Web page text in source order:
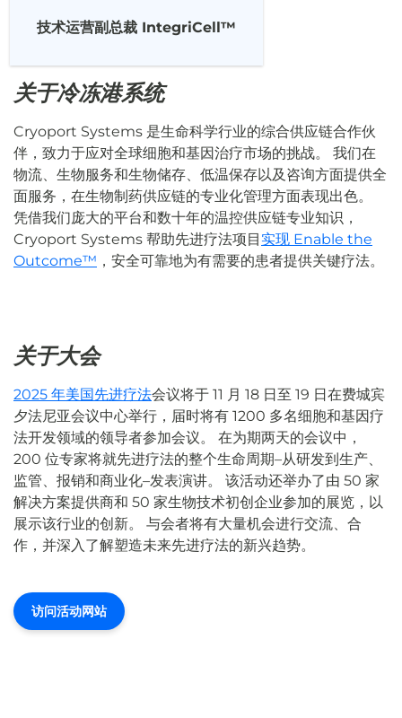
技术运营副总裁 IntegriCell™
关于冷冻港系统
Cryoport Systems 是生命科学行业的综合供应链合作伙
伴，致力于应对全球细胞和基因治疗市场的挑战。 我们在
物流、生物服务和生物储存、低温保存以及咨询方面提供全
面服务，在生物制药供应链的专业化管理方面表现出色。
凭借我们庞大的平台和数十年的温控供应链专业知识，
Cryoport Systems 帮助先进疗法项目 实现 Enable the
Outcome™ ，安全可靠地为有需要的患者提供关键疗法。
关于大会
2025 年美国先进疗法会议将于 11 月 18 日至 19 日在费城宾
夕法尼亚会议中心举行，届时将有 1200 多名细胞和基因疗
法开发领域的领导者参加会议。 在为期两天的会议中，
200 位专家将就先进疗法的整个生命周期–从研发到生产、
监管、报销和商业化–发表演讲。 该活动还举办了由 50 家
解决方案提供商和 50 家生物技术初创企业参加的展览，以
展示该行业的创新。 与会者将有大量机会进行交流、合
作，并深入了解塑造未来先进疗法的新兴趋势。
访问活动网站